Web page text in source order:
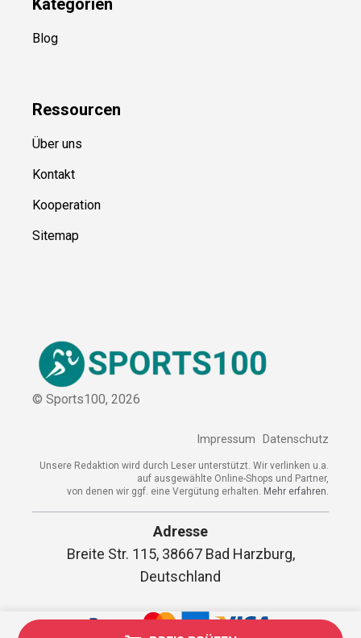
Kategorien
Blog
Ressourcen
Über uns
Kontakt
Kooperation
Sitemap
© Sports100, 2026
Impressum Datenschutz
Unsere Redaktion wird durch Leser unterstützt. Wir verlinken
u.a. auf ausgewählte Online-Shops und Partner,
von denen wir ggf. eine Vergütung erhalten.Mehr erfahren.
Adresse
Breite Str. 115, 38667 Bad Harzburg,
Deutschland